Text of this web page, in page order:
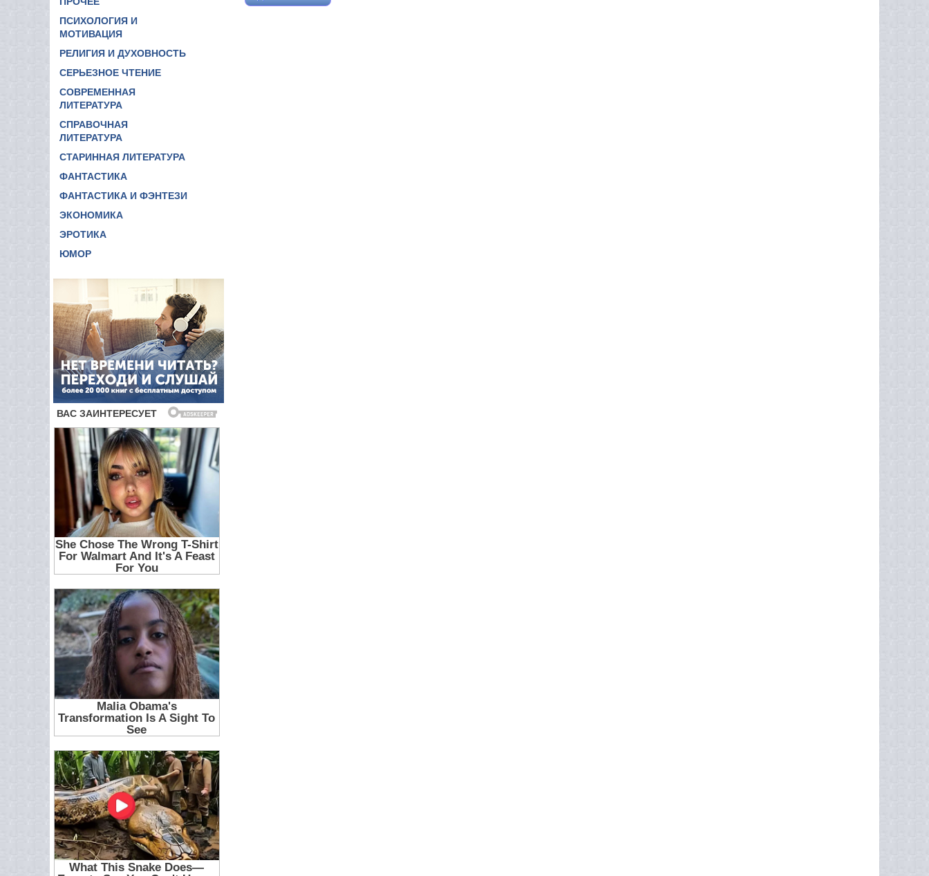
ПСИХОЛОГИЯ И
МОТИВАЦИЯ
РЕЛИГИЯ И ДУХОВНОСТЬ
СЕРЬЕЗНОЕ ЧТЕНИЕ
СОВРЕМЕННАЯ
ЛИТЕРАТУРА
СПРАВОЧНАЯ
ЛИТЕРАТУРА
СТАРИННАЯ ЛИТЕРАТУРА
ФАНТАСТИКА
ФАНТАСТИКА И ФЭНТЕЗИ
ЭКОНОМИКА
ЭРОТИКА
ЮМОР